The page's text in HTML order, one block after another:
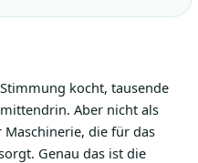
kocht, tausende
Aber nicht als
Maschinerie, die für das
Genau das ist die